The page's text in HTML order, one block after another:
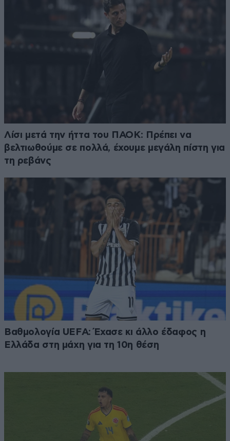
Λίσι μετά την ήττα του ΠΑΟΚ: Πρέπει να
βελτιωθούμε σε πολλά, έχουμε μεγάλη πίστη για
τη ρεβάνς
Βαθμολογία UEFA: Έχασε κι άλλο έδαφος η
Ελλάδα στη μάχη για τη 10η θέση